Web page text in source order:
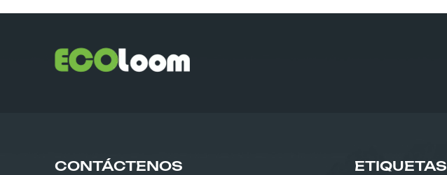
CONTÁCTENOS
ETIQUETAS